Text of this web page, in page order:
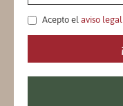
Acepto el aviso legal